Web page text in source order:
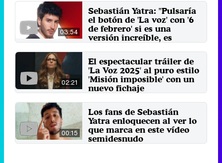
03:54
Sebastián Yatra: "Pulsaría
el botón de 'La voz' con '6
de febrero' si es una
versión increíble, es
17 de septiembre 2025
02:21
El espectacular tráiler de
'La Voz 2025' al puro estilo
'Misión imposible' con un
nuevo fichaje
26 de agosto 2025
00:15
Los fans de Sebastián
Yatra enloquecen al ver lo
que marca en este vídeo
semidesnudo